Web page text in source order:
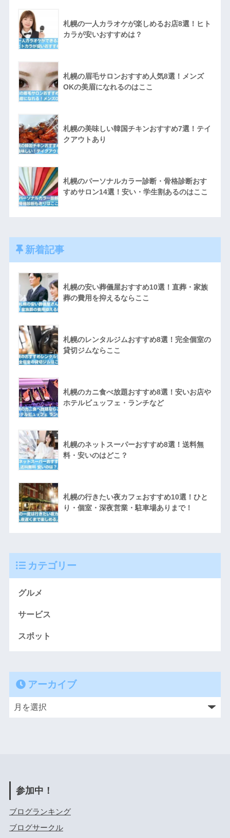
札幌の一人カラオケが楽しめるお店8選！ヒト
カラが安いおすすめは？
札幌の眉毛サロンおすすめ人気8選！メンズ
OKの美眉になれるのはここ
札幌の美味しい韓国チキンおすすめ7選！テイ
クアウトあり
札幌のパーソナルカラー診断・骨格診断おす
すめサロン14選！安い・学生割あるのはここ
新着記事
札幌の安い葬儀屋おすすめ10選！直葬・家族
葬の費用を抑えるならここ
札幌のレンタルジムおすすめ8選！完全個室の
貸切ジムならここ
札幌のカニ食べ放題おすすめ8選！安いお店や
ホテルビュッフェ・ランチなど
札幌のネットスーパーおすすめ8選！送料無
料・安いのはどこ？
札幌の行きたい夜カフェおすすめ10選！ひと
り・個室・深夜営業・駐車場ありまで！
カテゴリー
グルメ
サービス
スポット
アーカイブ
参加中！
ブログランキング
ブログサークル